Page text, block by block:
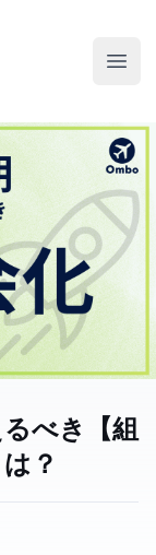
べき【組
？